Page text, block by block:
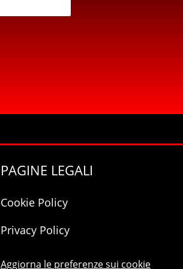
PAGINE LEGALI
Cookie Policy
Privacy Policy
Aggiorna le preferenze sui cookie